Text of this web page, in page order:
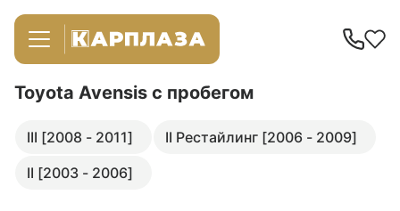
Toyota Avensis с пробегом
III [2008 - 2011]
II Рестайлинг [2006 - 2009]
II [2003 - 2006]